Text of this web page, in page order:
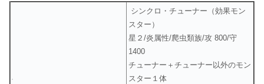
シンクロ・チューナー（効果モン
スター）
星２/炎属性/爬虫類族/攻 800/守
1400
チューナー＋チューナー以外のモン
スター１体